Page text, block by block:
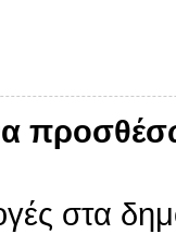
στα